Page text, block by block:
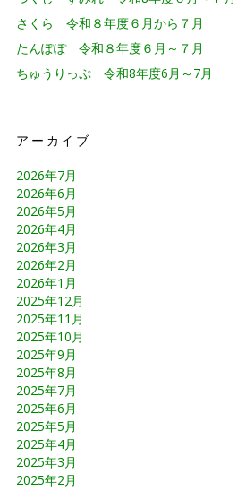
さくら 令和８年度６月から７月
たんぽぽ 令和８年度６月～７月
ちゅうりっぷ 令和8年度6月～7月
アーカイブ
2026年7月
2026年6月
2026年5月
2026年4月
2026年3月
2026年2月
2026年1月
2025年12月
2025年11月
2025年10月
2025年9月
2025年8月
2025年7月
2025年6月
2025年5月
2025年4月
2025年3月
2025年2月